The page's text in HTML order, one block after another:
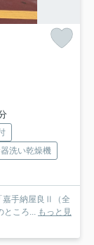
洗い乾燥機
嘉手納屋良Ⅱ（全
ところ... もっと見